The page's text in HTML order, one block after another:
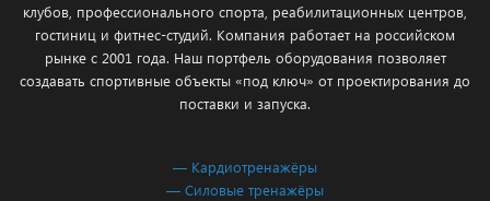
клубов, профессионального спорта, реабилитационных центров,
гостиниц и фитнес-студий. Компания работает на российском
рынке с 2001 года. Наш портфель оборудования позволяет
создавать спортивные объекты «под ключ» от проектирования до
поставки и запуска.
— Кардиотренажёры
— Силовые тренажёры